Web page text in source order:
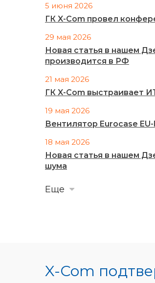
5 июня 2026
ГК X-Com провел
29 мая 2026
Новая статья в нашем
производится в РФ
21 мая 2026
ГК X-Com выстраивает
19 мая 2026
Вентилятор Eurocase
18 мая 2026
Новая статья в нашем
шума
Еще
X-Com